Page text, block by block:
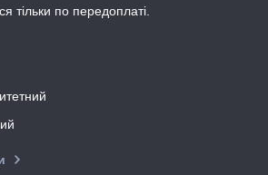
тільки по передоплаті.